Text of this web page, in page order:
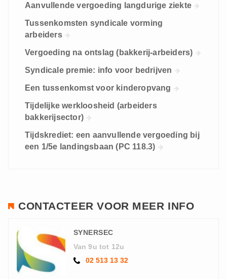
Aanvullende vergoeding langdurige ziekte
Tussenkomsten syndicale vorming
arbeiders
Vergoeding na ontslag (bakkerij-arbeiders)
Syndicale premie: info voor bedrijven
Een tussenkomst voor kinderopvang
Tijdelijke werkloosheid (arbeiders
bakkerijsector)
Tijdskrediet: een aanvullende vergoeding bij
een 1/5e landingsbaan (PC 118.3)
CONTACTEER VOOR MEER INFO
SYNERSEC
Van 9u tot 12u
02 513 13 32